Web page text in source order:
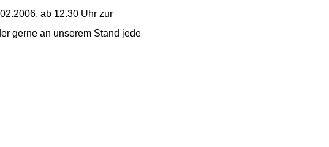
ab 12.30 Uhr zur
gerne an unserem Stand jede